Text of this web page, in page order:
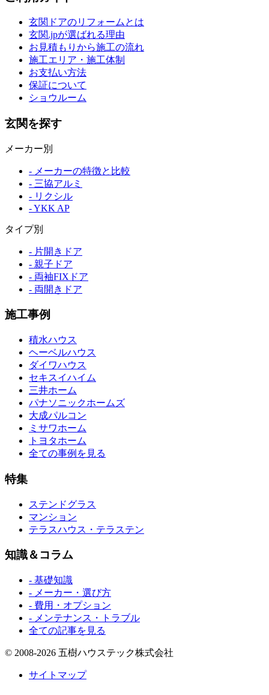
玄関ドアのリフォームとは
玄関.jpが選ばれる理由
お見積もりから施工の流れ
施工エリア・施工体制
お支払い方法
保証について
ショウルーム
玄関を探す
メーカー別
- メーカーの特徴と比較
- 三協アルミ
- リクシル
- YKK AP
タイプ別
- 片開きドア
- 親子ドア
- 両袖FIXドア
- 両開きドア
施工事例
積水ハウス
ヘーベルハウス
ダイワハウス
セキスイハイム
三井ホーム
パナソニックホームズ
大成パルコン
ミサワホーム
トヨタホーム
全ての事例を見る
特集
ステンドグラス
マンション
テラスハウス・テラステン
知識＆コラム
- 基礎知識
- メーカー・選び方
- 費用・オプション
- メンテナンス・トラブル
全ての記事を見る
© 2008-2026 五樹ハウステック株式会社
サイトマップ